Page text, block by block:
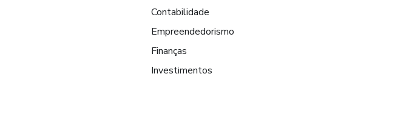
Contabilidade
Empreendedorismo
Finanças
Investimentos